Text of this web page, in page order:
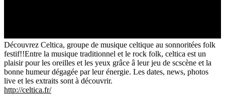
Découvrez Celtica, groupe de musique celtique au sonnoritées folk
festif!!Entre la musique traditionnel et le rock folk, celtica est un
plaisir pour les oreilles et les yeux grâce â leur jeu de scscène et la
bonne humeur dégagée par leur énergie. Les dates, news, photos
live et les extraits sont à découvrir.
http://celtica.fr/